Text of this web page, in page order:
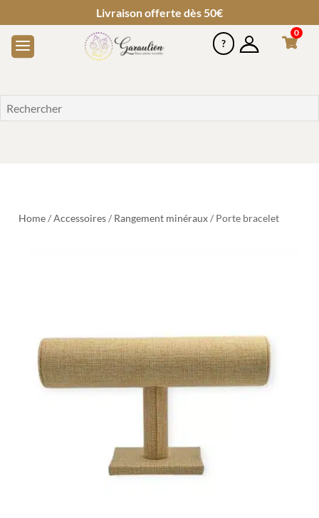
Livraison offerte dès 50€
0
Home/Accessoires/ Rangement minéraux/ Porte bracelet